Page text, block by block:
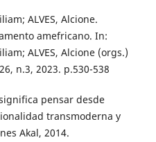
ALVES, Alcione.
amefricano. In:
ALVES, Alcione (orgs.)
n.3, 2023. p.530-538
significa pensar desde
transmoderna y
Akal, 2014.